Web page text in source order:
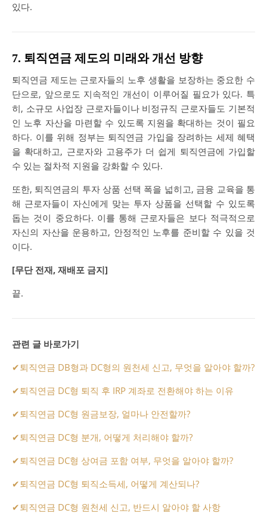
있다.
7. 퇴직연금 제도의 미래와 개선 방향
퇴직연금 제도는 근로자들의 노후 생활을 보장하는 중요한 수
단으로, 앞으로도 지속적인 개선이 이루어질 필요가 있다. 특
히, 소규모 사업장 근로자들이나 비정규직 근로자들도 기본적
인 노후 자산을 마련할 수 있도록 지원을 확대하는 것이 필요
하다. 이를 위해 정부는 퇴직연금 가입을 장려하는 세제 혜택
을 확대하고, 근로자와 고용주가 더 쉽게 퇴직연금에 가입할
수 있는 절차적 지원을 강화할 수 있다.
또한, 퇴직연금의 투자 상품 선택 폭을 넓히고, 금융 교육을 통
해 근로자들이 자신에게 맞는 투자 상품을 선택할 수 있도록
돕는 것이 중요하다. 이를 통해 근로자들은 보다 적극적으로
자신의 자산을 운용하고, 안정적인 노후를 준비할 수 있을 것
이다.
[무단 전재, 재배포 금지]
끝.
관련 글 바로가기
✔퇴직연금 DB형과 DC형의 원천세 신고, 무엇을 알아야 할까?
✔퇴직연금 DC형 퇴직 후 IRP 계좌로 전환해야 하는 이유
✔퇴직연금 DC형 원금보장, 얼마나 안전할까?
✔퇴직연금 DC형 분개, 어떻게 처리해야 할까?
✔퇴직연금 DC형 상여금 포함 여부, 무엇을 알아야 할까?
✔퇴직연금 DC형 퇴직소득세, 어떻게 계산되나?
✔퇴직연금 DC형 원천세 신고, 반드시 알아야 할 사항